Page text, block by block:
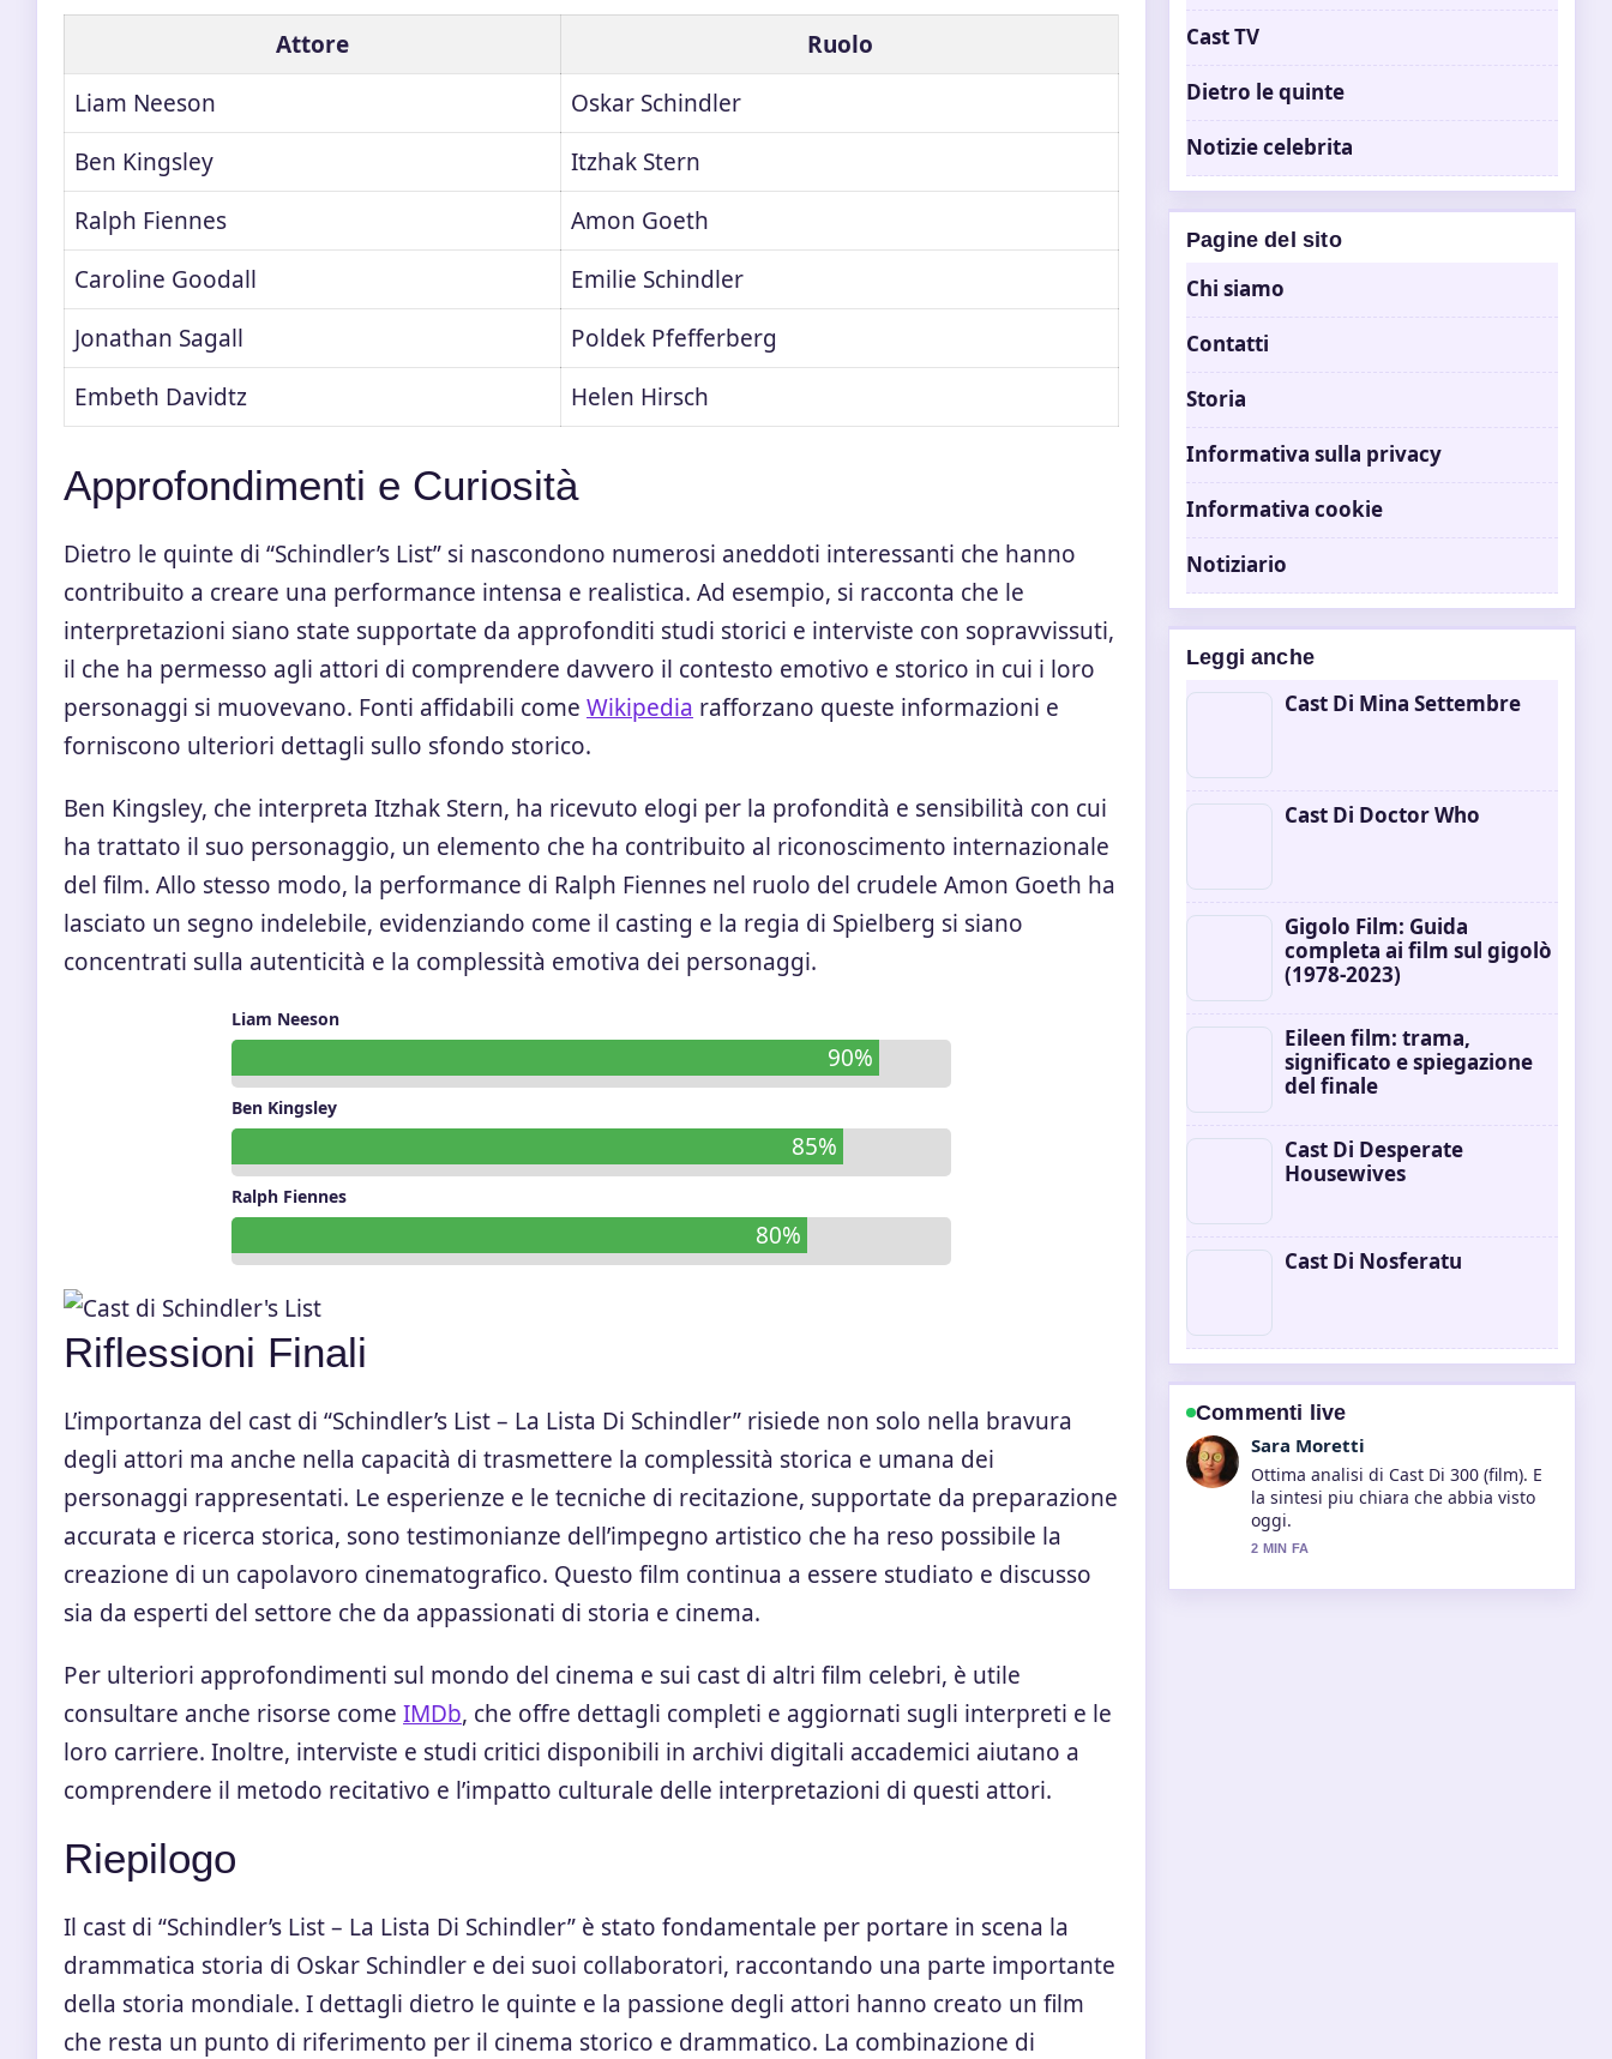
Attore
Ruolo
Liam Neeson
Oskar Schindler
Ben Kingsley
Itzhak Stern
Ralph Fiennes
Amon Goeth
Caroline Goodall
Emilie Schindler
Jonathan Sagall
Poldek Pfefferberg
Embeth Davidtz
Helen Hirsch
Approfondimenti e Curiosità
Dietro le quinte di “Schindler’s List” si nascondono numerosi aneddoti interessanti che hanno
contribuito a creare una performance intensa e realistica. Ad esempio, si racconta che le
interpretazioni siano state supportate da approfonditi studi storici e interviste con sopravvissuti,
il che ha permesso agli attori di comprendere davvero il contesto emotivo e storico in cui i loro
personaggi si muovevano. Fonti affidabili come Wikipedia rafforzano queste informazioni e
forniscono ulteriori dettagli sullo sfondo storico.
Ben Kingsley, che interpreta Itzhak Stern, ha ricevuto elogi per la profondità e sensibilità con cui
ha trattato il suo personaggio, un elemento che ha contribuito al riconoscimento internazionale
del film. Allo stesso modo, la performance di Ralph Fiennes nel ruolo del crudele Amon Goeth ha
lasciato un segno indelebile, evidenziando come il casting e la regia di Spielberg si siano
concentrati sulla autenticità e la complessità emotiva dei personaggi.
Liam Neeson
90%
Ben Kingsley
85%
Ralph Fiennes
80%
Riflessioni Finali
L’importanza del cast di “Schindler’s List – La Lista Di Schindler” risiede non solo nella bravura
degli attori ma anche nella capacità di trasmettere la complessità storica e umana dei
personaggi rappresentati. Le esperienze e le tecniche di recitazione, supportate da preparazione
accurata e ricerca storica, sono testimonianze dell’impegno artistico che ha reso possibile la
creazione di un capolavoro cinematografico. Questo film continua a essere studiato e discusso
sia da esperti del settore che da appassionati di storia e cinema.
Per ulteriori approfondimenti sul mondo del cinema e sui cast di altri film celebri, è utile
consultare anche risorse come IMDb, che offre dettagli completi e aggiornati sugli interpreti e le
loro carriere. Inoltre, interviste e studi critici disponibili in archivi digitali accademici aiutano a
comprendere il metodo recitativo e l’impatto culturale delle interpretazioni di questi attori.
Riepilogo
Il cast di “Schindler’s List – La Lista Di Schindler” è stato fondamentale per portare in scena la
drammatica storia di Oskar Schindler e dei suoi collaboratori, raccontando una parte importante
della storia mondiale. I dettagli dietro le quinte e la passione degli attori hanno creato un film
che resta un punto di riferimento per il cinema storico e drammatico. La combinazione di
Cast TV
Dietro le quinte
Notizie celebrita
Pagine del sito
Chi siamo
Contatti
Storia
Informativa sulla privacy
Informativa cookie
Notiziario
Leggi anche
Cast Di Mina Settembre
Cast Di Doctor Who
Gigolo Film: Guida
completa ai film sul gigolò
(1978-2023)
Eileen film: trama,
significato e spiegazione
del finale
Cast Di Desperate
Housewives
Cast Di Nosferatu
Commenti live
Giulia Rossi
Seguo da vicino Better Call Saul vs
Breaking Bad: Confronto... – apprezzo
il tono equilibrato di questa
copertura.